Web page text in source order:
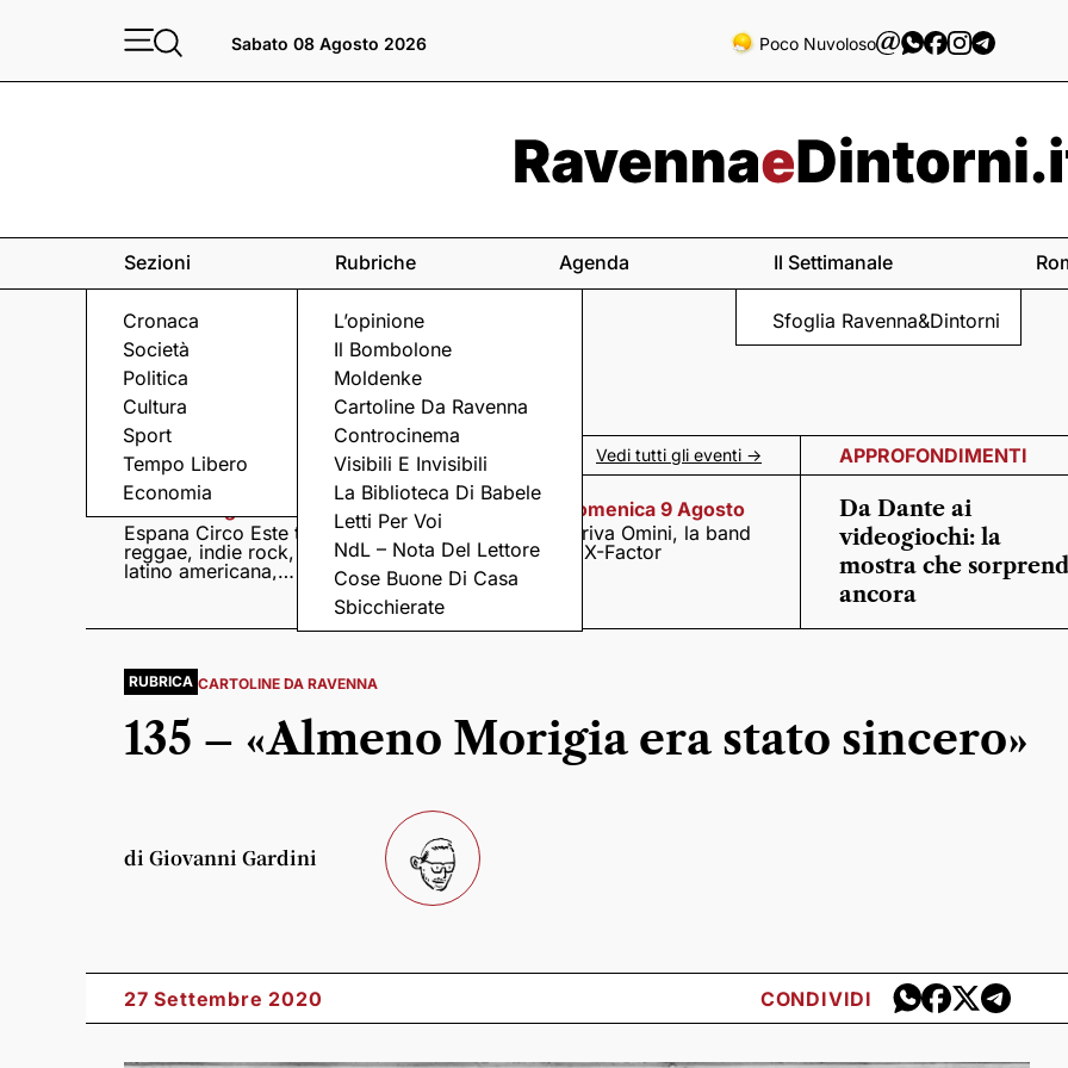
Sabato 08 Agosto 2026 Poco Nuvoloso
Sezioni
Cronaca
Società
Politica
Cultura
Sport
Tempo Libero
Economia
Rubriche
L’opinione
Il Bombolone
Moldenke
Cartoline Da Ravenna
Controcinema
Visibili E Invisibili
La Biblioteca Di Babele
Letti Per Voi
NdL – Nota Del Lettore
Cose Buone Di Casa
Sbicchierate
Agenda Il Settimanale
Sfoglia Ravenna&Dintorni
Eventi a Ravenna e dintorni Vedi tutti gli eventi ->
Espana Circo Este tra
reggae, indie rock,
latino americana,
Domenica 9 Agosto
Hernandez &
Sampedro presentano
il nuovo album
Lumina
Domenica 9 Agosto
Arriva Omini, la band
di X-Factor
APPROFONDIMENTI
Da Dante ai
videogiochi: la
mostra che
ancora
RUBRICA CARTOLINE DA RAVENNA
135 – «Almeno Morigia era stato sincero»
di Giovanni Gardini
27 Settembre 2020 CONDIVIDI